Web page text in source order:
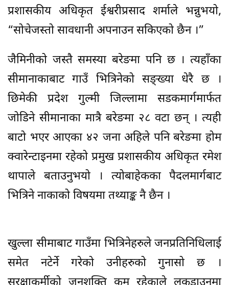
प्रशासकीय अधिकृत ईश्वरीप्रसाद शर्माले भन्नुभयो,
“सोचेजस्तो सावधानी अपनाउन सकिएको छैन ।”
जैमिनीको जस्तै समस्या बरेङमा पनि छ । त्यहाँका
सीमानाकाबाट गाउँ भित्रिनेको सङ्ख्या धेरै छ ।
छिमेकी प्रदेश गुल्मी जिल्लामा सडकमार्गमार्फत
जोडिने सीमानाका मात्रै बरेङमा २८ वटा छन् । त्यही
बाटो भएर आएका ४२ जना अहिले पनि बरेङमा होम
क्वारेन्टाइनमा रहेको प्रमुख प्रशासकीय अधिकृत रमेश
थापाले बताउनुभयो । त्योबाहेकका पैदलमार्गबाट
भित्रिने नाकाको विषयमा तथ्याङ्क नै छैन ।
खुल्ला सीमाबाट गाउँमा भित्रिनेहरुले जनप्रतिनिधिलाई
समेत नटेर्ने गरेको उनीहरुको गुनासो छ ।